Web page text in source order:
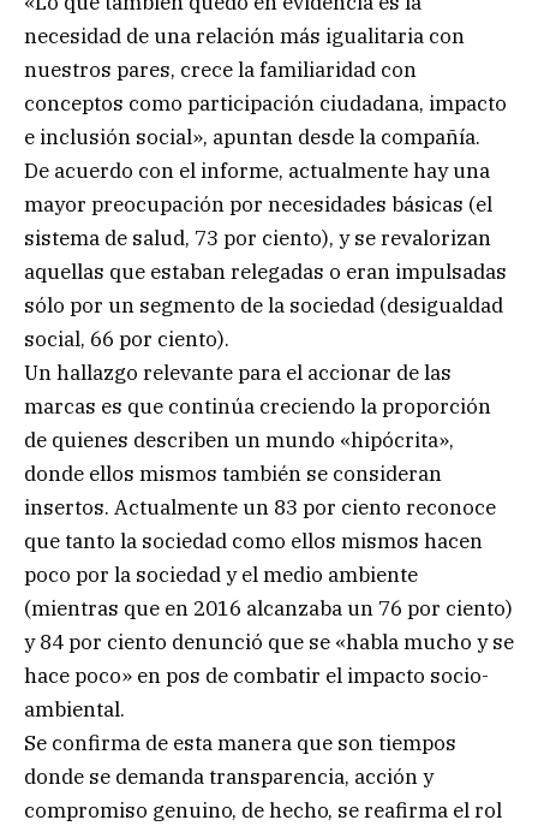
necesidad de una relación más igualitaria con
nuestros pares, crece la familiaridad con
conceptos como participación ciudadana, impacto
e inclusión social», apuntan desde la compañía.
De acuerdo con el informe, actualmente hay una
mayor preocupación por necesidades básicas (el
sistema de salud, 73 por ciento), y se revalorizan
aquellas que estaban relegadas o eran impulsadas
sólo por un segmento de la sociedad (desigualdad
social, 66 por ciento).
Un hallazgo relevante para el accionar de las
marcas es que continúa creciendo la proporción
de quienes describen un mundo «hipócrita»,
donde ellos mismos también se consideran
insertos. Actualmente un 83 por ciento reconoce
que tanto la sociedad como ellos mismos hacen
poco por la sociedad y el medio ambiente
(mientras que en 2016 alcanzaba un 76 por ciento)
y 84 por ciento denunció que se «habla mucho y se
hace poco» en pos de combatir el impacto socio-
ambiental.
Se confirma de esta manera que son tiempos
donde se demanda transparencia, acción y
compromiso genuino, de hecho, se reafirma el rol